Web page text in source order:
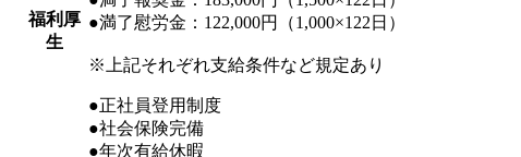
福利厚
生
●満了慰労金：122,000円（1,000×122日）
※上記それぞれ支給条件など規定あり
●正社員登用制度
●社会保険完備
●年次有給休暇